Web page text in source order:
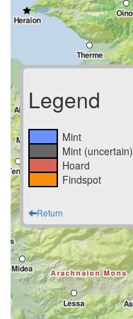
Legend
Mint
Mint (uncertain)
Hoard
Findspot
Return